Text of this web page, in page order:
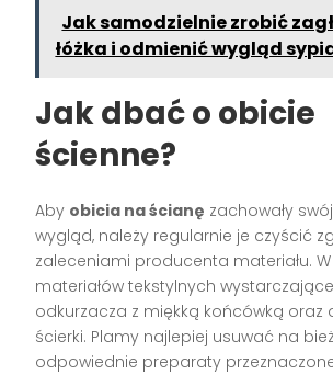
Jak samodzielnie zrobić
łóżka i odmienić wygląd
Jak dbać o obicie
ścienne?
Aby obicia na ścianę zachowały
wygląd, należy regularnie je czyścić
zaleceniami producenta materiału.
materiałów tekstylnych
odkurzacza z miękką końcówką oraz
ścierki. Plamy najlepiej usuwać na
odpowiednie preparaty